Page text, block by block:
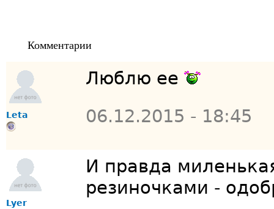
Комментарии
Leta
Люблю ее
06.12.2015 - 18:45
Lyer
И правда
резиночками -